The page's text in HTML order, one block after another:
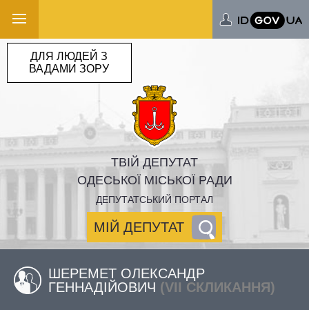
ТВІЙ ДЕПУТАТ
ОДЕСЬКОЇ МІСЬКОЇ РАДИ
ДЕПУТАТСЬКИЙ ПОРТАЛ
МІЙ ДЕПУТАТ
ДЛЯ ЛЮДЕЙ З
ВАДАМИ ЗОРУ
ШЕРЕМЕТ ОЛЕКСАНДР
ГЕННАДІЙОВИЧ (VII СКЛИКАННЯ)